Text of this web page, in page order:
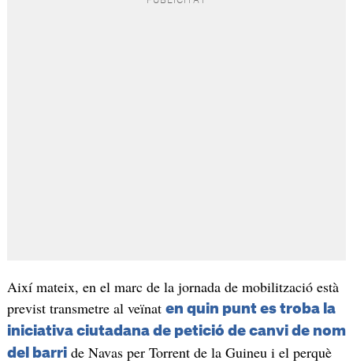
Així mateix, en el marc de la jornada de mobilització està
previst transmetre al veïnat en quin punt es troba la
iniciativa ciutadana de petició de canvi de nom
del barride Navas per Torrent de la Guineu i el perquè